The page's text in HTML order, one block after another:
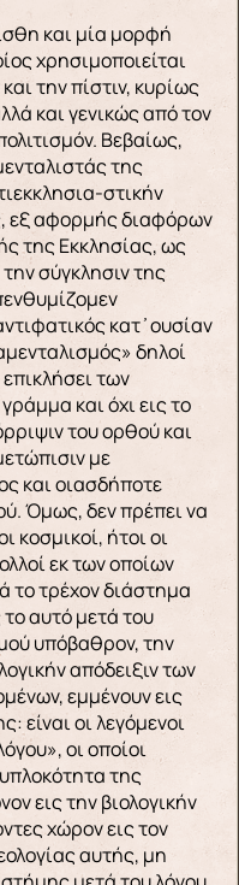
και μία μορφή
χρησιμοποιείται
την πίστιν, κυρίως
και γενικώς από τον
Βεβαίως,
της
στικήν
εξ αφορμής διαφόρων
της Εκκλησίας, ως
σύγκλησιν της
κατ᾽ ουσίαν
δηλοί
των
και όχι εις το
του ορθού και
με
και οιασδήποτε
Όμως, δεν πρέπει να
κοσμικοί, ήτοι οι
εκ των οποίων
το τρέχον διάστημα
αυτό μετά του
υπόβαθρον, την
απόδειξιν των
εμμένουν εις
είναι οι λεγόμενοι
οι οποίοι
της
εις την βιολογικήν
χώρον εις τον
αυτής, μη